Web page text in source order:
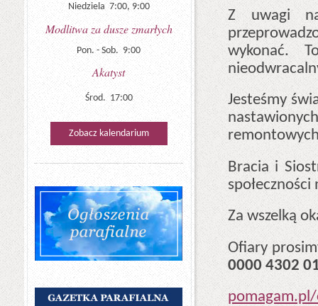
Niedziela 7:00, 9:00
Modlitwa za dusze zmarłych
Pon. - Sob. 9:00
Akatyst
Środ. 17:00
Zobacz kalendarium
Z uwagi
wykonać.
Jesteśmy
Bracia i
Za wszelką
Ofiary
0000 4302